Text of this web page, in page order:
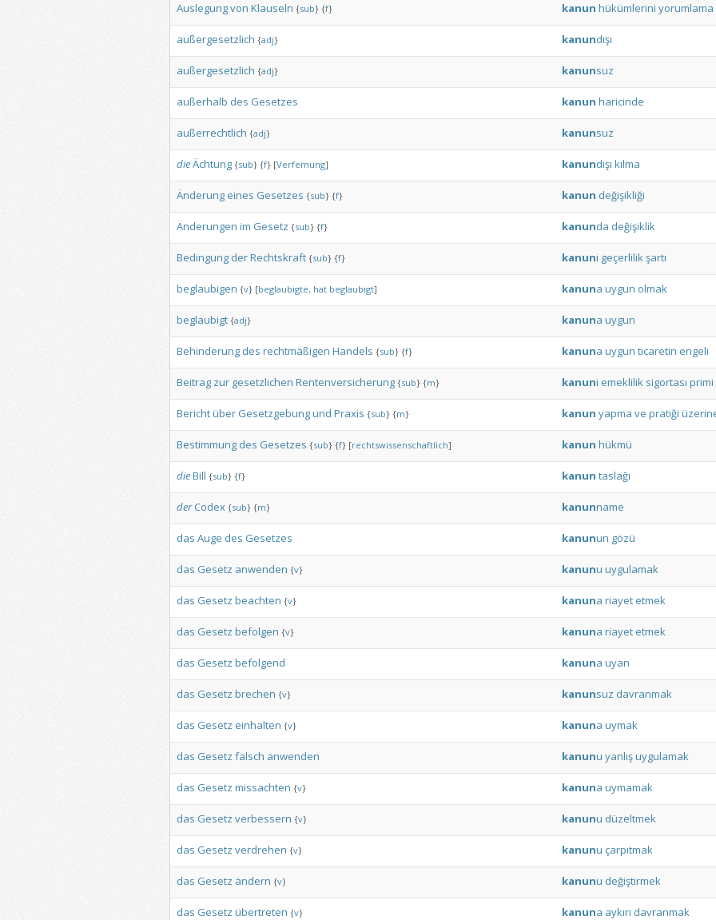
Auslegungvon Klauseln {sub} {f} kanun hükümlerini yorumlama
außergesetzlich {adj} kanundışı
außergesetzlich {adj} kanunsuz
außerhalb des Gesetzes kanun haricinde
außerrechtlich {adj} kanunsuz
dieÄchtung {sub} {f}[Verfemung] kanundışı kılma
Änderung eines Gesetzes {sub} {f} kanun değişikliği
Änderungen im Gesetz {sub} {f} kanunda değişiklik
Bedingung derRechtskraft {sub} {f} kanuni geçerlilikşartı
beglaubigen {v}[beglaubigte, hat beglaubigt] kanuna uygun olmak
beglaubigt {adj} kanuna uygun
Behinderung des rechtmäßigen Handels {sub} {f} kanuna uygun ticaretin engeli
Beitrag zur gesetzlichen Rentenversicherung {sub} {m} kanuni emeklilik sigortası primi
Berichtüber Gesetzgebungund Praxis {sub} {m} kanun yapma ve pratiği
Bestimmung des Gesetzes {sub} {f}[rechtswissenschaftlich] kanun hükmü
dieBill {sub} {f} kanun taslağı
der Codex {sub} {m} kanunname
das Auge des Gesetzes kanunun gözü
das Gesetz anwenden {v} kanunu uygulamak
das Gesetz beachten {v} kanuna riayet etmek
das Gesetz befolgen {v} kanuna riayet etmek
das Gesetz befolgend kanuna uyan
das Gesetz brechen {v} kanunsuz davranmak
das Gesetz einhalten {v} kanuna uymak
das Gesetz falsch anwenden kanunu yanlışuygulamak
das Gesetz missachten {v} kanuna uymamak
das Gesetz verbessern {v} kanunu düzeltmek
das Gesetz verdrehen {v} kanunu çarpıtmak
das Gesetz ändern {v} kanunu değiştirmek
das Gesetz übertreten {v} kanuna aykırı davranmak